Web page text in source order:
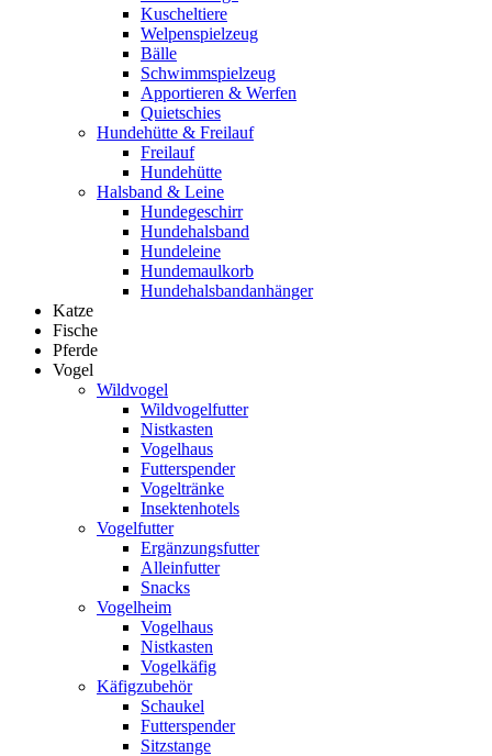
Kuscheltiere
Welpenspielzeug
Bälle
Schwimmspielzeug
Apportieren & Werfen
Quietschies
Hundehütte & Freilauf
Freilauf
Hundehütte
Halsband & Leine
Hundegeschirr
Hundehalsband
Hundeleine
Hundemaulkorb
Hundehalsbandanhänger
Katze
Fische
Pferde
Vogel
Wildvogel
Wildvogelfutter
Nistkasten
Vogelhaus
Futterspender
Vogeltränke
Insektenhotels
Vogelfutter
Ergänzungsfutter
Alleinfutter
Snacks
Vogelheim
Vogelhaus
Nistkasten
Vogelkäfig
Käfigzubehör
Schaukel
Futterspender
Sitzstange